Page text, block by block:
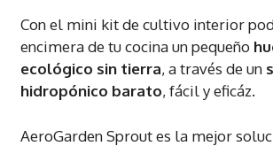
Con el mini kit de cultivo interior
encimera de tu cocina un pequeño
ecológico sin tierra, a través de un
hidropónico barato, fácil y eficáz.
AeroGarden Sprout es la mejor